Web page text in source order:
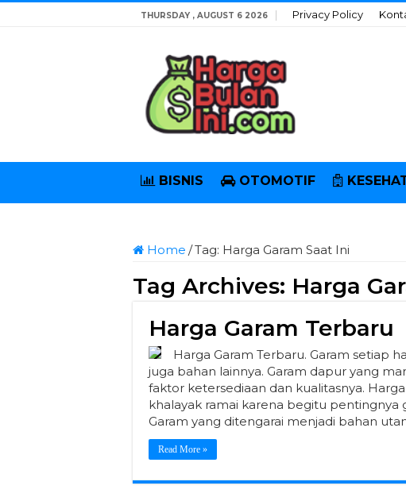
THURSDAY , AUGUST 6 2026 Privacy Policy
BISNIS OTOMOTIF
Home /Tag: Harga Garam Saat Ini
Tag Archives: Harga
Harga Garam Terbaru
Harga Garam Terbaru. Garam setiap
juga bahan lainnya. Garam dapur yang
faktor ketersediaan dan kualitasnya.
khalayak ramai karena begitu pentingnya
Garam yang ditengarai menjadi bahan
Read More »